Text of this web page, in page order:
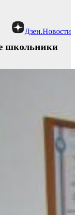
Дзен.Новости
школьники